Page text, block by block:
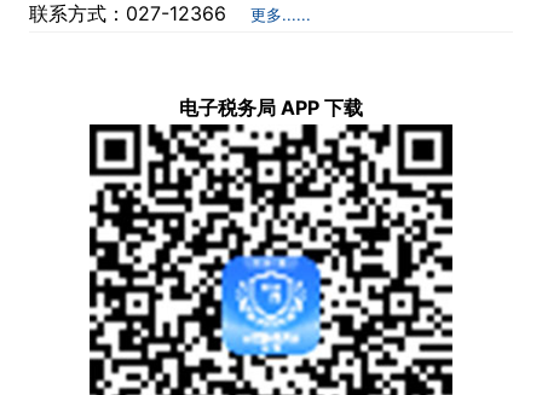
联系方式：027-12366 更多......
电子税务局 APP 下载